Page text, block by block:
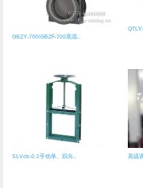
GBZY-700/GBZF-700高温..
SLVds-0.1手动单、双向.. 高温